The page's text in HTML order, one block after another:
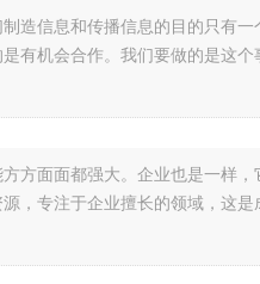
造信息和传播信息的目的只有
有机会合作。我们要做的是这个
方面面都强大。企业也是一样
，专注于企业擅长的领域，这是